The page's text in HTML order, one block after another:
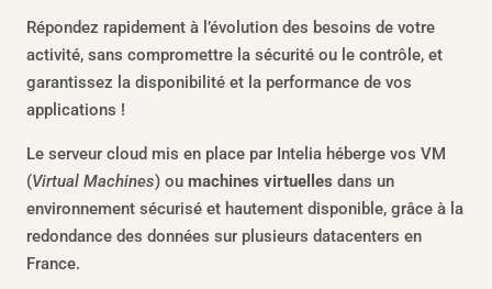
Répondez rapidement à l’évolution des besoins de votre
activité, sans compromettre la sécurité ou le contrôle, et
garantissez la disponibilité et la performance de vos
applications !
Le serveur cloud mis en place par Intelia héberge vos VM
(Virtual Machines) ou machines virtuelles dans un
environnement sécurisé et hautement disponible, grâce à la
redondance des données sur plusieurs datacenters en
France.